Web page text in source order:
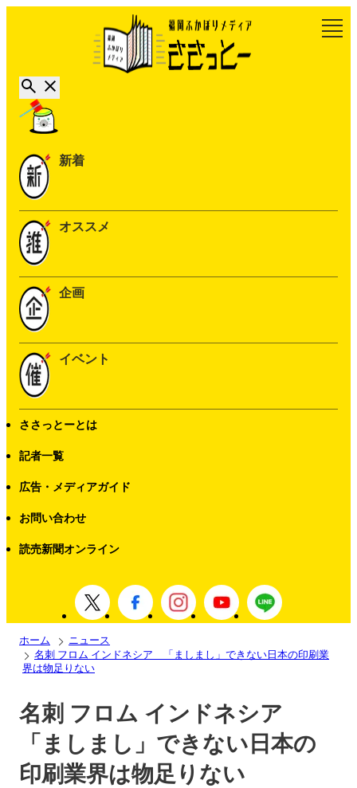
新着
オススメ
企画
イベント
ささっとーとは
記者一覧
広告・メディアガイド
お問い合わせ
読売新聞オンライン
ホーム
ニュース
名刺 フロム インドネシア 「ましまし」できない日本の印刷業
界は物足りない
名刺 フロム インドネシア
「ましまし」できない日本の
印刷業界は物足りない